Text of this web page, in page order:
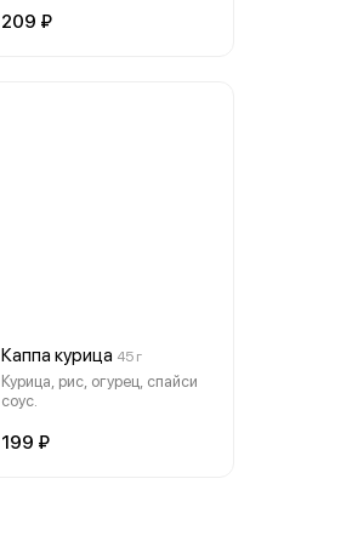
209 ₽
Каппа курица 45 г
Курица, рис, огурец, спайси
соус.
199 ₽